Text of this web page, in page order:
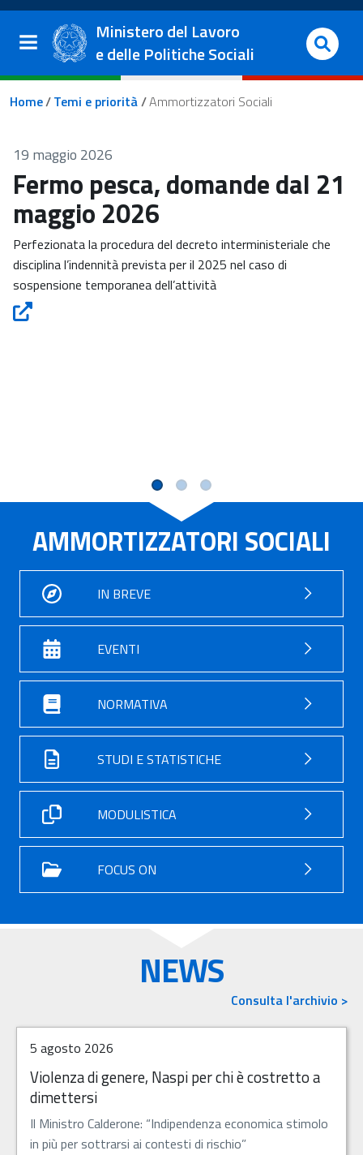
Salta al contenuto principale
Vai al footer
Ministero del Lavoro
e delle Politiche Sociali
Briciole di pane
Home/Temi e priorità/Ammortizzatori Sociali
19 maggio 2026
Fermo pesca, domande dal 21
maggio 2026
Perfezionata la procedura del decreto interministeriale che
disciplina l’indennità prevista per il 2025 nel caso di
sospensione temporanea dell’attività
Fermo pesca, domande dal 21 maggio 2026 - Apre in una
AMMORTIZZATORI SOCIALI
IN BREVE
EVENTI
NORMATIVA
STUDI E STATISTICHE
MODULISTICA
FOCUS ON
NEWS
Consulta l'archivio >
5 agosto 2026
Violenza di genere, Naspi per chi è costretto a
dimettersi
Il Ministro Calderone: “Indipendenza economica stimolo
in più per sottrarsi ai contesti di rischio”